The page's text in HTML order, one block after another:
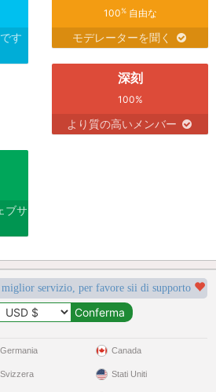
す
100%自由な
モデレーターを聞く
深刻
100%
より質の高いメンバー
ブサ
servizio, per favore sii di supporto
Germania
Svizzera
Canada
Stati Uniti